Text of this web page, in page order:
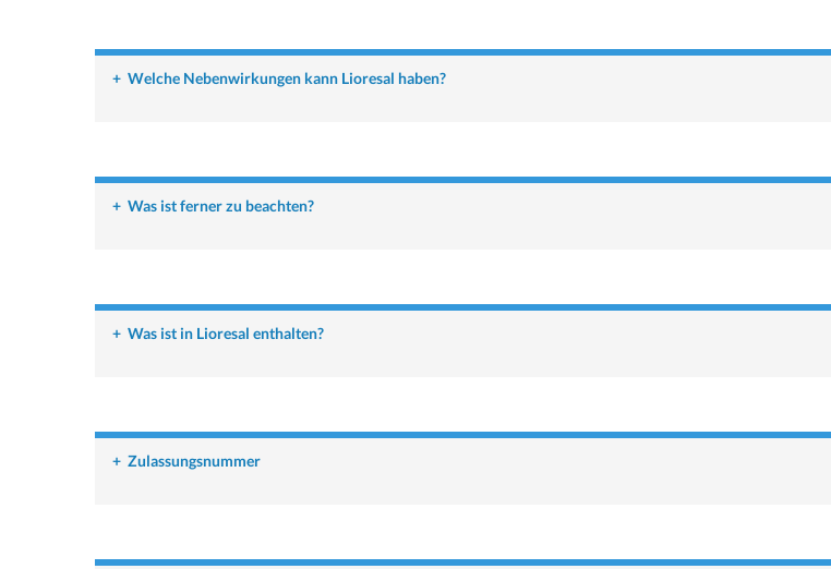
+ Welche Nebenwirkungen kann Lioresal haben?
+ Was ist ferner zu beachten?
+ Was ist in Lioresal enthalten?
+ Zulassungsnummer